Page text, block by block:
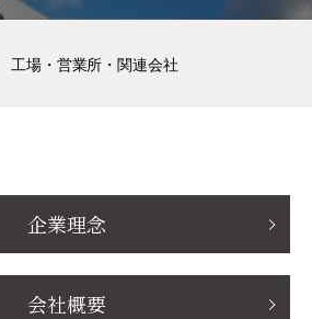
工場・営業所・関連会社
企業理念
会社概要